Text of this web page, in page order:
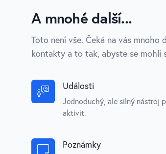
A mnohé další...
Toto není vše. Čeká na vás
kontakty a to tak, abyste se mohli
Události
Jednoduchý, ale silný nástroj
aktivit.
Poznámky